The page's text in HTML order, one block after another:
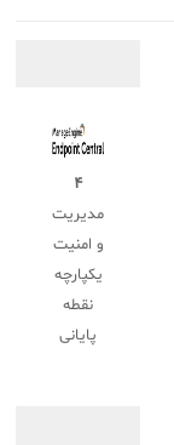
۴
مدیریت
و امنیت
یکپارچه
نقطه
پایانی